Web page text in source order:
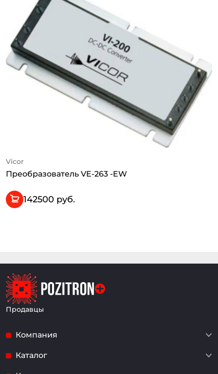
Vicor
Преобразователь VE-263 -EW
142500 руб.
Продавцы
Компания
Каталог